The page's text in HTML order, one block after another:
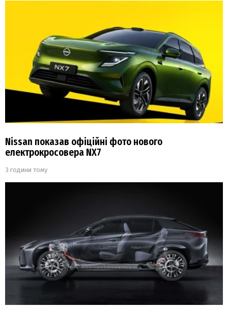
Nissan показав офіційні фото нового
електрокросовера NX7
3 години тому